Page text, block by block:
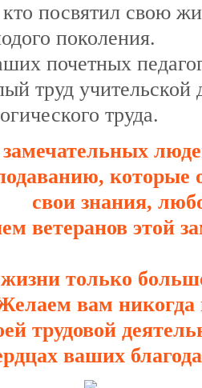
посвятил свою
поколения.
почетных
труд учительской
труда.
которые
свои знания,
ветеранов этой
только
вам
трудовой
ваших